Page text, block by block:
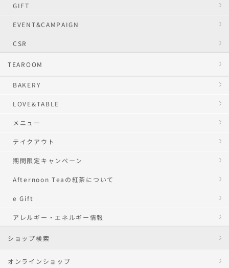
GIFT
EVENT&CAMPAIGN
CSR
TEAROOM
BAKERY
LOVE&TABLE
メニュー
テイクアウト
期間限定キャンペーン
Afternoon Teaの紅茶について
e Gift
アレルギー・エネルギー情報
ショップ検索
オンラインショップ